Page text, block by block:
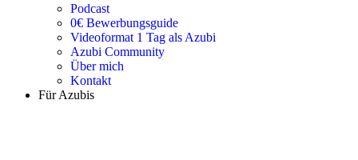
Podcast
0€ Bewerbungsguide
Videoformat 1 Tag als Azubi
Azubi Community
Über mich
Kontakt
Für Azubis